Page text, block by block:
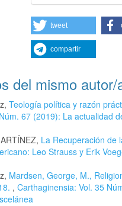
tweet
compartir
del mismo autor/
Teología política y razón
67 (2019): La actualidad
La Recuperación de
Leo Strauss y Erik
Mardsen, George, M.,
, Carthaginensia: Vol. 35